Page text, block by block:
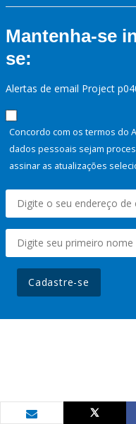
Mantenha-se
se:
Alertas de email Project
Concordo com os termos do
dados pessoais sejam
assinar as atualizações
Cadastre-se